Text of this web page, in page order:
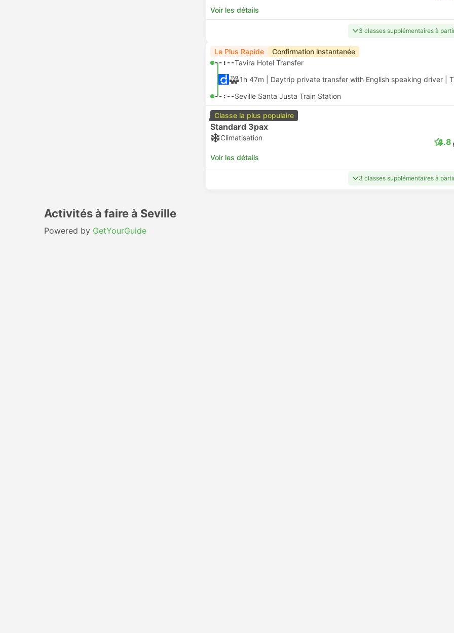
Voir les détails
3 classes supplémentaires à
Le Plus Rapide Confirmation instantanée
--:--Tavira Hotel Transfer
1h 47m | Daytrip private transfer with English speaking driver
--:--Seville Santa Justa Train Station
Classe la plus populaire
Standard 3pax
Climatisation
Voir les détails
4.8
3 classes supplémentaires à
Activités à faire à Seville
Powered by GetYourGuide